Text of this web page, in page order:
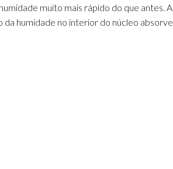
muito mais rápido do que antes.
humidade no interior do núcleo